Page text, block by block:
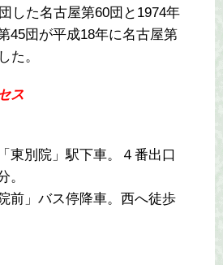
した名古屋第60団と1974年
45団が平成18年に名古屋第
た。
ス
東別院」駅下車。４番出口
。
前」バス停降車。西へ徒歩